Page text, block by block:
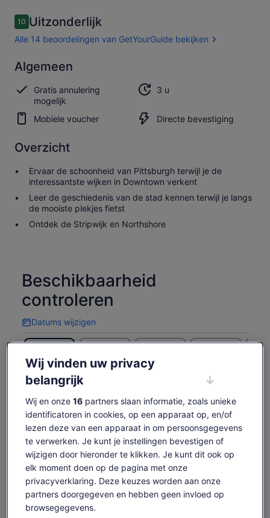
Beoordelingen
1010 op 10 –
Uitzonderlijk
Alle 14 beoordelingen van GetYourGuide bekijken
10.0
10.0 van 10
Uitzonderlijk
Alle 14
beoordelingen
GetYourGuide
bekijken
Algemeen
Gratis annulering
mogelijk
3 u
Mobiele voucher Directe bevestiging
Overzicht
Ervaar de schoonheid van Pittsburgh terwijl je de
interessantste wijken in Downtown verkent
Leer de geschiedenis van de stad kennen terwijl je langs
de mooiste plekjes fietst
Ontdek de Stripwijk en Northshore
Beschikbaarheid
controleren
Datums wijzigen
Datums
wijzigen
zo 9 aug.
€ 51
ma 10 aug.
€ 51
di 11 aug.
€ 51
wo 12 aug. do
De
prijs
is
€ 51
per
volwassene
€ 51
inclusief belastingen en toeslagen
per volwassene
Tickets weergeven
Content op deze pagina is mogelijk geproduceerd
Originele tekst bekijken (Engelstalig)
Feedback over deze vertalingen geven Opent
een
nieuwe
tab
Wat is wel en niet
inbegrepen
Tour met gids
Wij vinden uw privacy
belangrijk
Wij en onze 16partners slaan informatie, zoals unieke
identificatoren in cookies, op een apparaat op, en/of
lezen deze van een apparaat in om persoonsgegevens
te verwerken. Je kunt je instellingen bevestigen of
wijzigen door hieronder te klikken. Je kunt dit ook op
elk moment doen op de pagina met onze
privacyverklaring. Deze keuzes worden aan onze
partners doorgegeven en hebben geen invloed op
browsegegevens.